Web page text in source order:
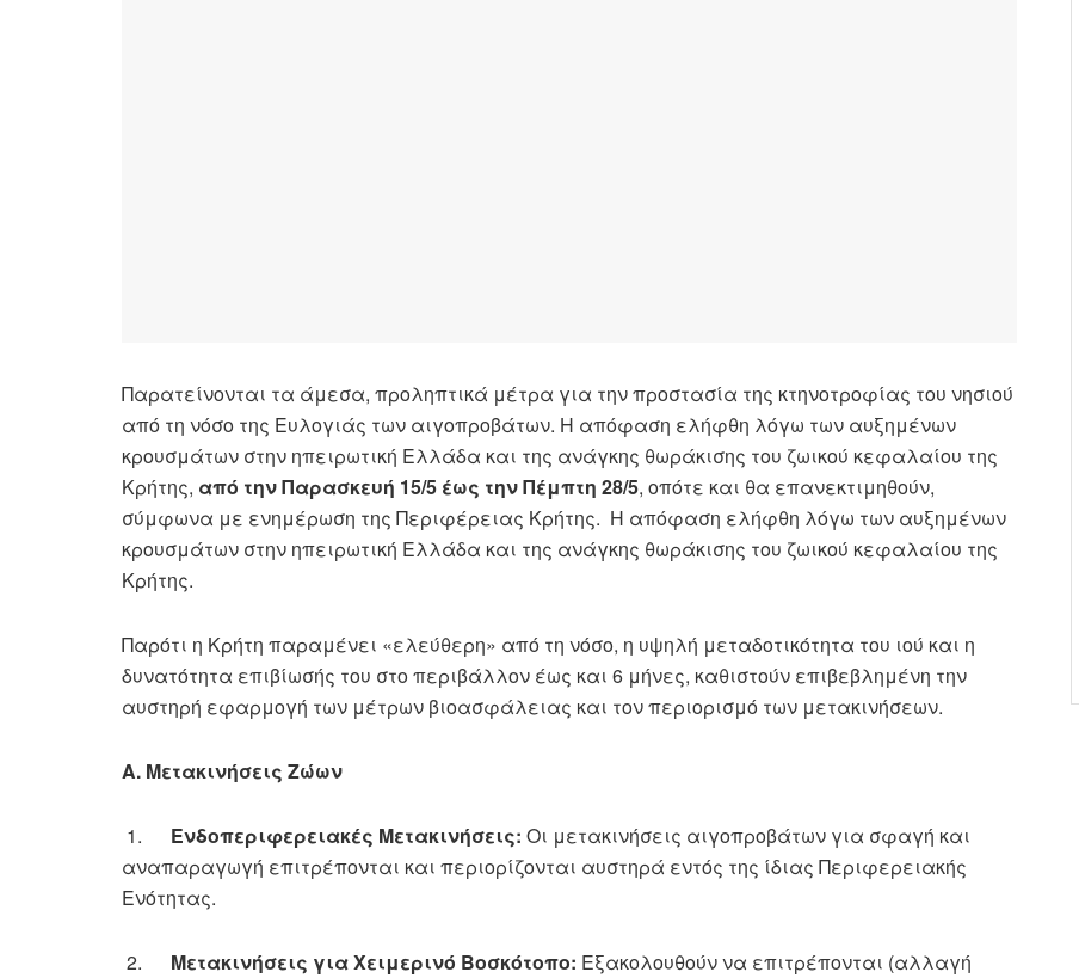
Παρατείνονται τα άμεσα, προληπτικά μέτρα για την προστασία της κτηνοτροφίας του νησιού
από τη νόσο της Ευλογιάς των αιγοπροβάτων. Η απόφαση ελήφθη λόγω των αυξημένων
κρουσμάτων στην ηπειρωτική Ελλάδα και της ανάγκης θωράκισης του ζωικού κεφαλαίου της
Κρήτης, από την Παρασκευή 15/5 έως την Πέμπτη 28/5, οπότε και θα επανεκτιμηθούν,
σύμφωνα με ενημέρωση της Περιφέρειας Κρήτης. Η απόφαση ελήφθη λόγω των αυξημένων
κρουσμάτων στην ηπειρωτική Ελλάδα και της ανάγκης θωράκισης του ζωικού κεφαλαίου της
Κρήτης.
Παρότι η Κρήτη παραμένει «ελεύθερη» από τη νόσο, η υψηλή μεταδοτικότητα του ιού και η
δυνατότητα επιβίωσής του στο περιβάλλον έως και 6 μήνες, καθιστούν επιβεβλημένη την
αυστηρή εφαρμογή των μέτρων βιοασφάλειας και τον περιορισμό των μετακινήσεων.
Α. Μετακινήσεις Ζώων
1. Ενδοπεριφερειακές Μετακινήσεις: Οι μετακινήσεις αιγοπροβάτων για σφαγή και
αναπαραγωγή επιτρέπονται και περιορίζονται αυστηρά εντός της ίδιας Περιφερειακής
Ενότητας.
2. Μετακινήσεις για Χειμερινό Βοσκότοπο: Εξακολουθούν να επιτρέπονται (αλλαγή